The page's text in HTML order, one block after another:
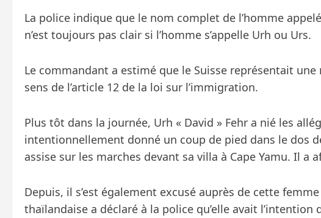
La police indique que le nom complet de l’homme
n’est toujours pas clair si l’homme s’appelle Urh ou Urs.
Le commandant a estimé que le Suisse représentait
sens de l’article 12 de la loi sur l’immigration.
Plus tôt dans la journée, Urh « David » Fehr a nié les
intentionnellement donné un coup de pied dans le dos
assise sur les marches devant sa villa à Cape Yamu. Il a
Depuis, il s’est également excusé auprès de cette
thaïlandaise a déclaré à la police qu’elle avait